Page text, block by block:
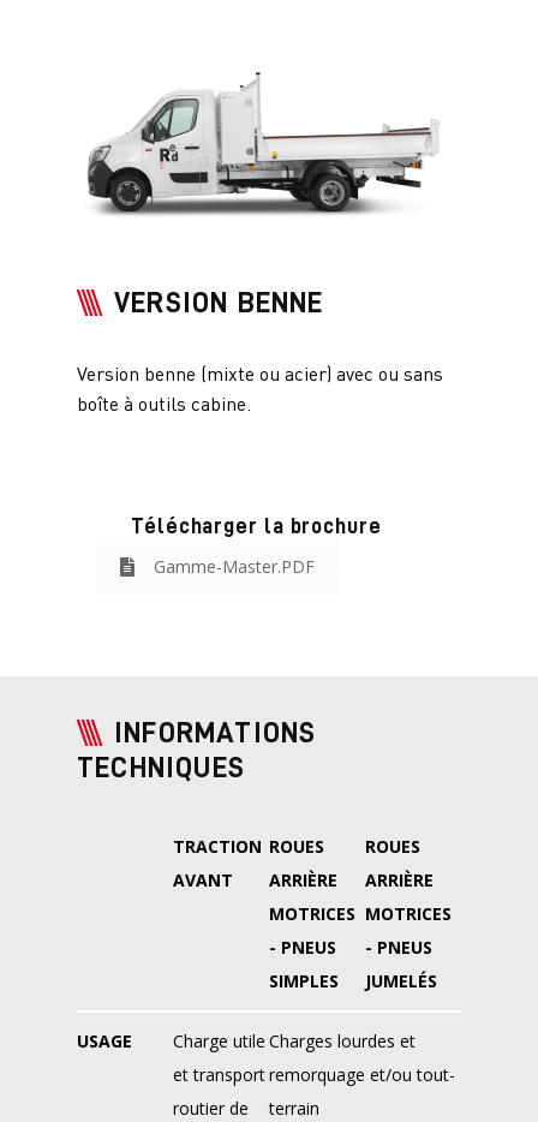
VERSION BENNE
Version benne (mixte ou acier) avec ou sans
boîte à outils cabine.
Télécharger la brochure
Gamme-Master.PDF
INFORMATIONS
TECHNIQUES
TRACTION
AVANT
ROUES
ARRIÈRE
MOTRICES
- PNEUS
SIMPLES
ROUES
ARRIÈRE
MOTRICES
- PNEUS
JUMELÉS
USAGE
Charge utile
et transport
routier de
Charges lourdes et
remorquage et/ou tout-
terrain